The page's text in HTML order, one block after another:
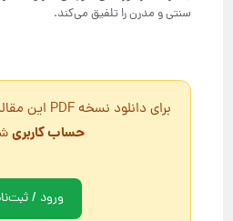
سنتی و مدرن را تلفیق می‌کند.
برای دانلود نسخه PDF این مقاله باید
حساب کاربری
ورود /